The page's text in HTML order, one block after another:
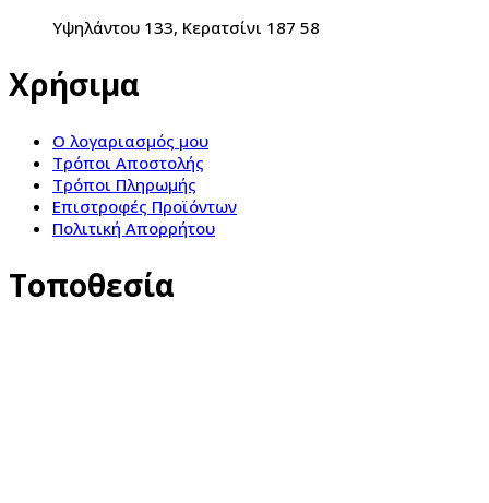
Υψηλάντου 133, Κερατσίνι 187 58
Χρήσιμα
Ο λογαριασμός μου
Τρόποι Αποστολής
Τρόποι Πληρωμής
Επιστροφές Προϊόντων
Πολιτική Απορρήτου
Τοποθεσία